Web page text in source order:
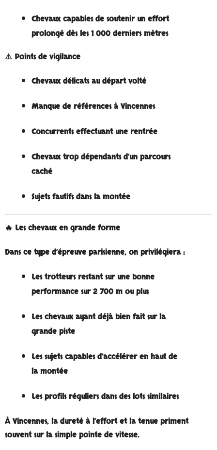
Chevaux capables de soutenir un effort
prolongé dès les 1 000 derniers mètres
⚠️ Points de vigilance
Chevaux délicats au départ volté
Manque de références à Vincennes
Concurrents effectuant une rentrée
Chevaux trop dépendants d’un parcours
caché
Sujets fautifs dans la montée
🔥 Les chevaux en grande forme
Dans ce type d’épreuve parisienne, on privilégiera :
Les trotteurs restant sur une bonne
performance sur 2 700 m ou plus
Les chevaux ayant déjà bien fait sur la
grande piste
Les sujets capables d’accélérer en haut de
la montée
Les profils réguliers dans des lots similaires
À Vincennes, la dureté à l’effort et la tenue priment
souvent sur la simple pointe de vitesse.